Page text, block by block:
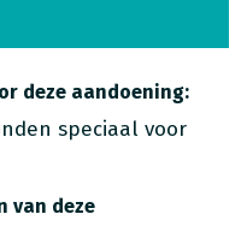
deze aandoening:
speciaal voor
van deze